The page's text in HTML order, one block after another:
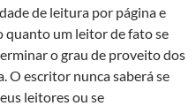
de leitura por página e
quanto um leitor de fato se
o grau de proveito dos
O escritor nunca saberá se
leitores ou se